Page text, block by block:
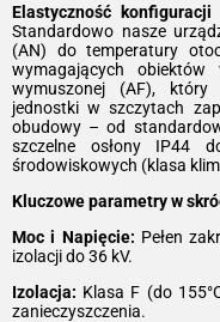
Elastyczność konfiguracji
Standardowo nasze
(AN) do temperatury
wymagających
wymuszonej (AF), który
jednostki w szczytach
obudowy – od
szczelne osłony IP44
środowiskowych (klasa
Kluczowe parametry w
Moc i Napięcie: Pełen
izolacji do 36 kV.
Izolacja: Klasa F (do
zanieczyszczenia.